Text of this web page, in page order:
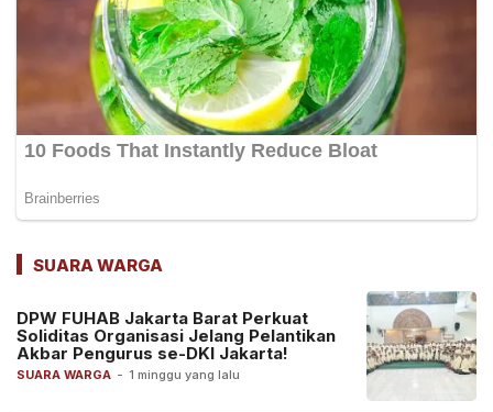
SUARA WARGA
SUARA WARGA - 1 minggu yang lalu
DPW FUHAB Jakarta Barat Perkuat
Soliditas Organisasi Jelang Pelantikan
Akbar Pengurus se-DKI Jakarta!